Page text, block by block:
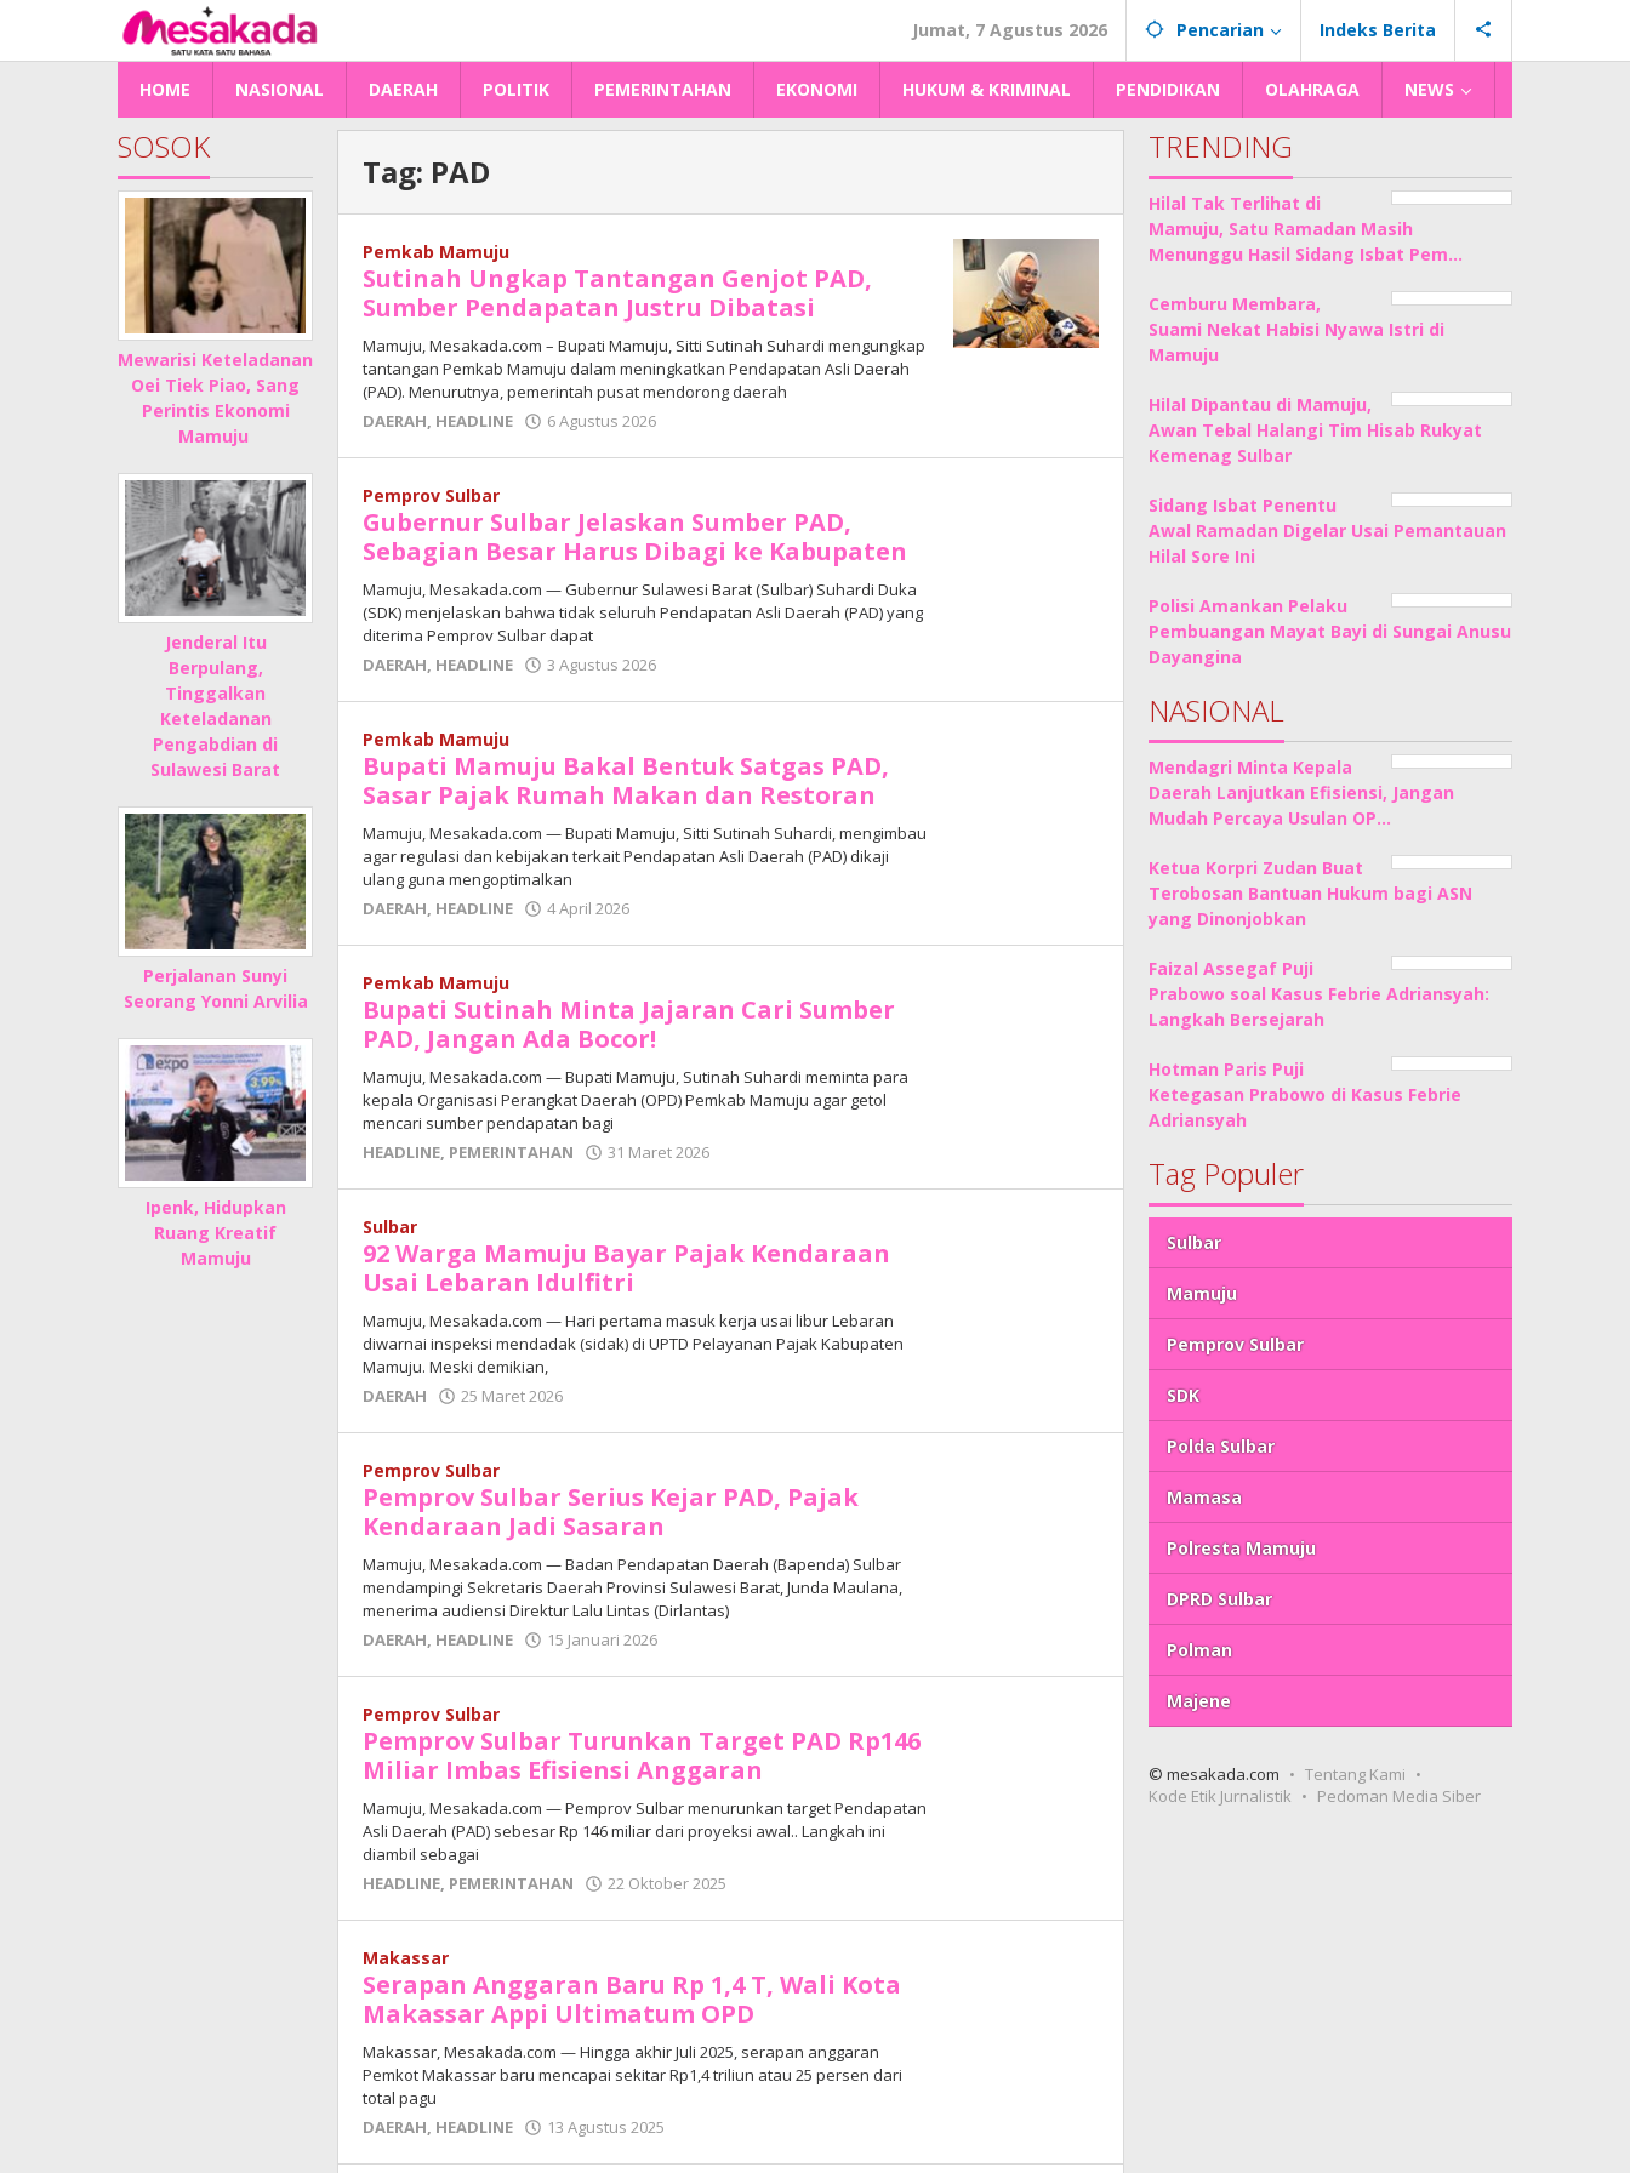
konten
Jumat, 7 Agustus 2026 Pencarian Indeks Berita
HOME NASIONAL DAERAH POLITIK PEMERINTAHAN EKONOMI HUKUM & KRIMINAL PENDIDIKAN OLAHRAGA NEWS
SOSOK
Mewarisi Keteladanan
Oei Tiek Piao, Sang
Perintis Ekonomi
Mamuju
Jenderal Itu
Berpulang,
Tinggalkan
Keteladanan
Pengabdian di
Sulawesi Barat
Perjalanan Sunyi
Seorang Yonni Arvilia
Ipenk, Hidupkan
Ruang Kreatif
Mamuju
Tag: PAD
Pemkab Mamuju
Sutinah Ungkap Tantangan Genjot PAD,
Sumber Pendapatan Justru Dibatasi
Mamuju, Mesakada.com – Bupati Mamuju, Sitti Sutinah Suhardi mengungkap
tantangan Pemkab Mamuju dalam meningkatkan Pendapatan Asli Daerah
(PAD). Menurutnya, pemerintah pusat mendorong daerah
DAERAH, HEADLINE 6 Agustus 2026
Junaedi
Pemprov Sulbar
Gubernur Sulbar Jelaskan Sumber PAD,
Sebagian Besar Harus Dibagi ke Kabupaten
Mamuju, Mesakada.com — Gubernur Sulawesi Barat (Sulbar) Suhardi Duka
(SDK) menjelaskan bahwa tidak seluruh Pendapatan Asli Daerah (PAD) yang
diterima Pemprov Sulbar dapat
DAERAH, HEADLINE 3 Agustus 2026
Junaedi
Pemkab Mamuju
Bupati Mamuju Bakal Bentuk Satgas PAD,
Sasar Pajak Rumah Makan dan Restoran
Mamuju, Mesakada.com — Bupati Mamuju, Sitti Sutinah Suhardi, mengimbau
agar regulasi dan kebijakan terkait Pendapatan Asli Daerah (PAD) dikaji
ulang guna mengoptimalkan
DAERAH, HEADLINE 4 April 2026
Junaedi
Pemkab Mamuju
Bupati Sutinah Minta Jajaran Cari Sumber
PAD, Jangan Ada Bocor!
Mamuju, Mesakada.com — Bupati Mamuju, Sutinah Suhardi meminta para
kepala Organisasi Perangkat Daerah (OPD) Pemkab Mamuju agar getol
mencari sumber pendapatan bagi
HEADLINE, PEMERINTAHAN 31 Maret 2026
Junaedi
Sulbar
92 Warga Mamuju Bayar Pajak Kendaraan
Usai Lebaran Idulfitri
Mamuju, Mesakada.com — Hari pertama masuk kerja usai libur Lebaran
diwarnai inspeksi mendadak (sidak) di UPTD Pelayanan Pajak Kabupaten
Mamuju. Meski demikian,
DAERAH
25 Maret 2026
Junaedi
Pemprov Sulbar
Pemprov Sulbar Serius Kejar PAD, Pajak
Kendaraan Jadi Sasaran
Mamuju, Mesakada.com — Badan Pendapatan Daerah (Bapenda) Sulbar
mendampingi Sekretaris Daerah Provinsi Sulawesi Barat, Junda Maulana,
menerima audiensi Direktur Lalu Lintas (Dirlantas)
DAERAH, HEADLINE 15 Januari 2026
Junaedi
Pemprov Sulbar
Pemprov Sulbar Turunkan Target PAD Rp146
Miliar Imbas Efisiensi Anggaran
Mamuju, Mesakada.com — Pemprov Sulbar menurunkan target Pendapatan
Asli Daerah (PAD) sebesar Rp 146 miliar dari proyeksi awal.. Langkah ini
diambil sebagai
HEADLINE, PEMERINTAHAN 22 Oktober 2025
Junaedi
Makassar
Serapan Anggaran Baru Rp 1,4 T, Wali Kota
Makassar Appi Ultimatum OPD
Makassar, Mesakada.com — Hingga akhir Juli 2025, serapan anggaran
Pemkot Makassar baru mencapai sekitar Rp1,4 triliun atau 25 persen dari
total pagu
DAERAH, HEADLINE 13 Agustus 2025
TRENDING
Hilal Tak Terlihat di
Mamuju, Satu Ramadan Masih
Menunggu Hasil Sidang Isbat Pem…
Cemburu Membara,
Suami Nekat Habisi Nyawa Istri di
Mamuju
Hilal Dipantau di Mamuju,
Awan Tebal Halangi Tim Hisab Rukyat
Kemenag Sulbar
Sidang Isbat Penentu
Awal Ramadan Digelar Usai Pemantauan
Hilal Sore Ini
Polisi Amankan Pelaku
Pembuangan Mayat Bayi di Sungai Anusu
Dayangina
NASIONAL
Mendagri Minta Kepala
Daerah Lanjutkan Efisiensi, Jangan
Mudah Percaya Usulan OP…
Ketua Korpri Zudan Buat
Terobosan Bantuan Hukum bagi ASN
yang Dinonjobkan
Faizal Assegaf Puji
Prabowo soal Kasus Febrie Adriansyah:
Langkah Bersejarah
Hotman Paris Puji
Ketegasan Prabowo di Kasus Febrie
Adriansyah
Tag Populer
Sulbar
Mamuju
Pemprov Sulbar
SDK
Polda Sulbar
Mamasa
Polresta Mamuju
DPRD Sulbar
Polman
Majene
© mesakada.com
Tentang Kami
Kode Etik Jurnalistik
Pedoman Media Siber